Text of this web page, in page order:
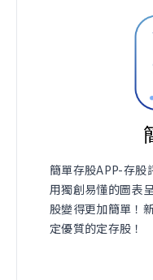
簡單存股APP-存股
用獨創易懂的圖表
股變得更加簡單！
定優質的定存股！